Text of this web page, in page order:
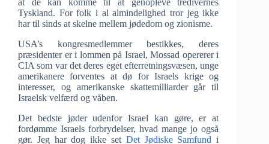
Tyskland. For folk i al almindelighed tror jeg ikke
har til sinds at skelne mellem jødedom og zionisme.
USA’s kongresmedlemmer bestikkes, deres
præsidenter er i lommen på Israel, Mossad opererer i
CIA som var det deres eget efterretningsvæsen, unge
amerikanere forventes at dø for Israels krige og
interesser, og amerikanske skattemilliarder går til
Israelsk velfærd og våben.
Det bedste jøder udenfor Israel kan gøre, er at
fordømme Israels forbrydelser, hvad mange jo også
gør. Jeg har dog ikke set Det Jødiske Samfund i